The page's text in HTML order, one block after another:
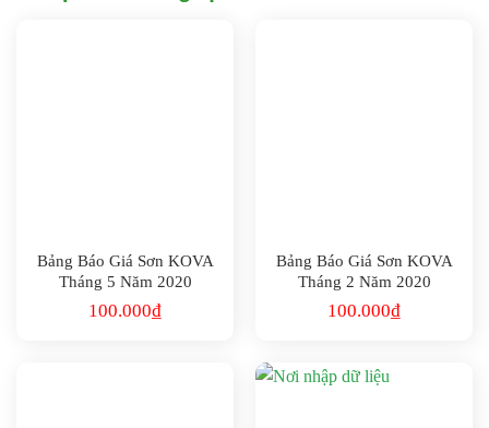
Bảng Báo Giá Sơn KOVA
Tháng 5 Năm 2020
100.000₫
Bảng Báo Giá Sơn KOVA
Tháng 2 Năm 2020
100.000₫